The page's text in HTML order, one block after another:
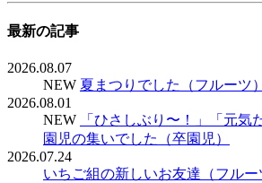
最新の記事
2026.08.07
NEW 夏まつりでした（フルーツ）
2026.08.01
NEW
「ひさしぶり〜！」「元気
園児の集いでした（卒園児）
2026.07.24
いちご組の新しいお友達（フルー